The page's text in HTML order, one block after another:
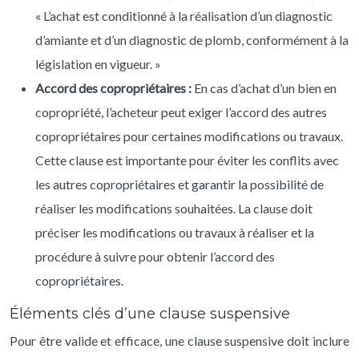
« L’achat est conditionné à la réalisation d’un diagnostic
d’amiante et d’un diagnostic de plomb, conformément à la
législation en vigueur. »
Accord des copropriétaires : En cas d’achat d’un bien en
copropriété, l’acheteur peut exiger l’accord des autres
copropriétaires pour certaines modifications ou travaux.
Cette clause est importante pour éviter les conflits avec
les autres copropriétaires et garantir la possibilité de
réaliser les modifications souhaitées. La clause doit
préciser les modifications ou travaux à réaliser et la
procédure à suivre pour obtenir l’accord des
copropriétaires.
Éléments clés d’une clause suspensive
Pour être valide et efficace, une clause suspensive doit inclure